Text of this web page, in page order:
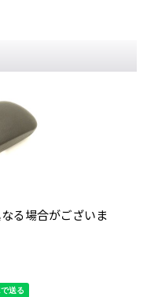
る場合がございま